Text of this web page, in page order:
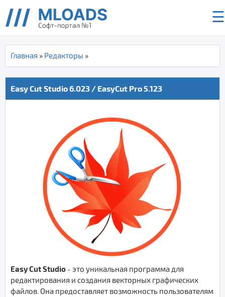
☰
Главная » Редакторы »
Easy Cut Studio 6.023 / EasyCut Pro 5.123
Easy Cut Studio - это уникальная программа для
редактирования и создания векторных графических
файлов. Она предоставляет возможность пользователям